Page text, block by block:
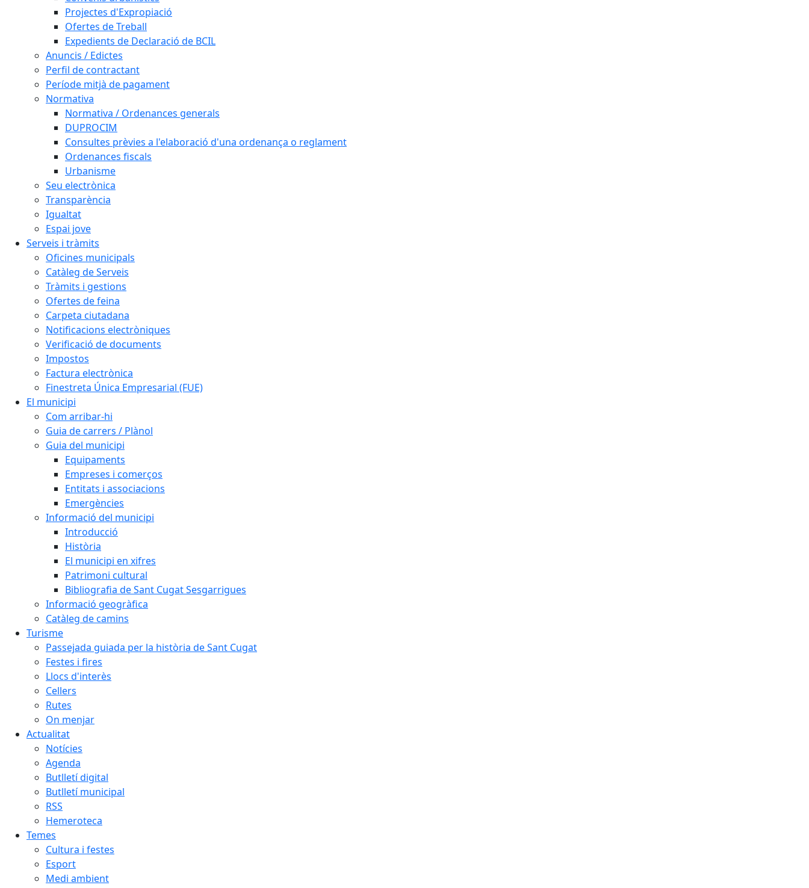
Projectes d'Expropiació
Ofertes de Treball
Expedients de Declaració de BCIL
Anuncis / Edictes
Perfil de contractant
Període mitjà de pagament
Normativa
Normativa / Ordenances generals
DUPROCIM
Consultes prèvies a l'elaboració d'una ordenança o reglament
Ordenances fiscals
Urbanisme
Seu electrònica
Transparència
Igualtat
Espai jove
Serveis i tràmits
Oficines municipals
Catàleg de Serveis
Tràmits i gestions
Ofertes de feina
Carpeta ciutadana
Notificacions electròniques
Verificació de documents
Impostos
Factura electrònica
Finestreta Única Empresarial (FUE)
El municipi
Com arribar-hi
Guia de carrers / Plànol
Guia del municipi
Equipaments
Empreses i comerços
Entitats i associacions
Emergències
Informació del municipi
Introducció
Història
El municipi en xifres
Patrimoni cultural
Bibliografia de Sant Cugat Sesgarrigues
Informació geogràfica
Catàleg de camins
Turisme
Passejada guiada per la història de Sant Cugat
Festes i fires
Llocs d'interès
Cellers
Rutes
On menjar
Actualitat
Notícies
Agenda
Butlletí digital
Butlletí municipal
RSS
Hemeroteca
Temes
Cultura i festes
Esport
Medi ambient